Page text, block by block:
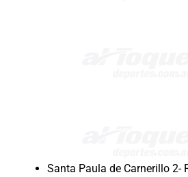
Santa Paula de Carnerillo 2-